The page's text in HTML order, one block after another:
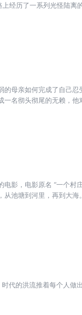
经历了一系列光怪陆离
母亲如何完成了自己忍
名彻头彻尾的无赖，他
比，文学的光芒闪耀四
影，电影原名 “一个村
池塘到河里，再到大海
代的洪流推着每个人做出